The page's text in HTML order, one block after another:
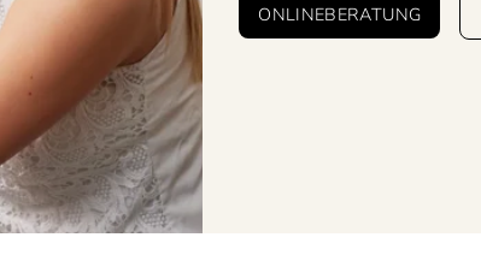
ONLINEBERATUNG